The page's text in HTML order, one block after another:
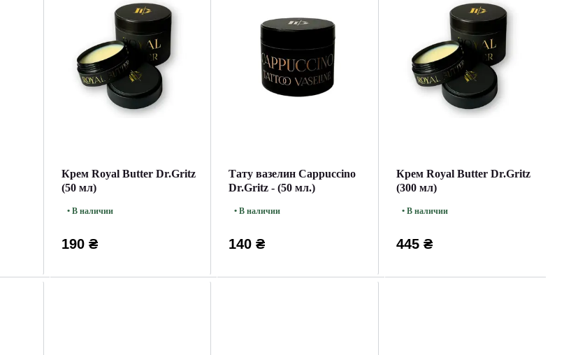
Крем Royal Butter Dr.Gritz
(50 мл)
• В наличии
190 ₴
Тату вазелин Cappuccino
Dr.Gritz - (50 мл.)
• В наличии
140 ₴
Крем Royal Butter Dr.Gritz
(300 мл)
• В наличии
445 ₴